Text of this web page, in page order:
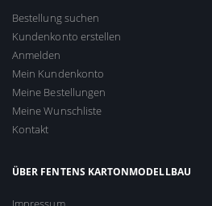
Bestellung suchen
Kundenkonto erstellen
Anmelden
Mein Kundenkonto
Meine Bestellungen
Meine Wunschliste
Kontakt
ÜBER FENTENS KARTONMODELLBAU